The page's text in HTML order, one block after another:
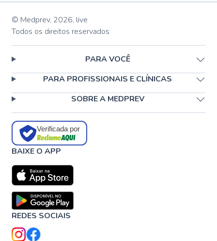
© Medprev, 2026, live
Todos os direitos reservados
PARA VOCÊ
PARA PROFISSIONAIS E CLÍNICAS
SOBRE A MEDPREV
Verificada por
BAIXE O APP
REDES SOCIAIS